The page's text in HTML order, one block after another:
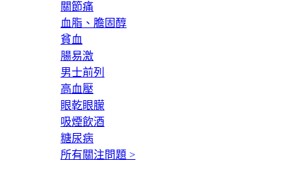
關節痛
血脂、膽固醇
貧血
腸易激
男士前列
高血壓
眼乾眼朦
吸煙飲酒
糖尿病
所有關注問題 >